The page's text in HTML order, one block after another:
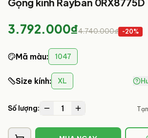
3.792.000₫4.740.000₫ -20%
Mã màu: 1047
Size kính: XL
Số lượng: 1